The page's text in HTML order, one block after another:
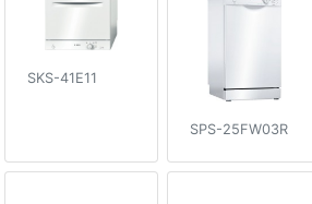
SKS-41E11
SPS-25FW03R